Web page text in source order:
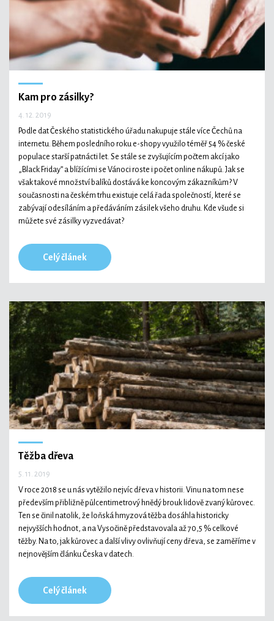
Kam pro zásilky?
4. 12. 2019
Podle dat Českého statistického úřadu nakupuje stále více Čechů na
internetu. Během posledního roku e-shopy využilo téměř 54 % české
populace starší patnácti let. Se stále se zvyšujícím počtem akcí jako
„Black Friday” a blížícími se Vánoci roste i počet online nákupů. Jak se
však takové množství balíků dostává ke koncovým zákazníkům? V
současnosti na českém trhu existuje celá řada společností, které se
zabývají odesíláním a předáváním zásilek všeho druhu. Kde všude si
můžete své zásilky vyzvedávat?
Celý článek
Těžba dřeva
5. 11. 2019
V roce 2018 se u nás vytěžilo nejvíc dřeva v historii. Vinu na tom nese
především přibližně půlcentimetrový hnědý brouk lidově zvaný kůrovec.
Ten se činil natolik, že loňská hmyzová těžba dosáhla historicky
nejvyšších hodnot, a na Vysočině představovala až 70,5 % celkové
těžby. Na to, jak kůrovec a další vlivy ovlivňují ceny dřeva, se zaměříme v
nejnovějším článku Česka v datech.
Celý článek